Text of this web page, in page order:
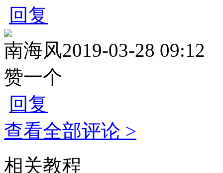
回复
南海风2019-03-28 09:12
赞一个
回复
查看全部评论 >
相关教程